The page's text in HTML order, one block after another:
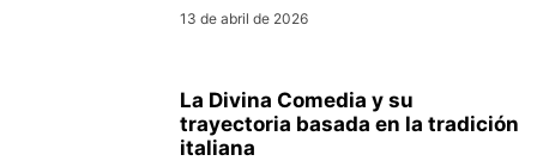
13 de abril de 2026
La Divina Comedia y su
trayectoria basada en la tradición
italiana